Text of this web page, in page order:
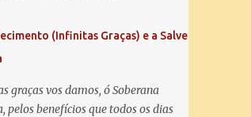
(Infinitas Graças) e a Salve
graças vos damos, ó Soberana
pelos benefícios que todos os dias